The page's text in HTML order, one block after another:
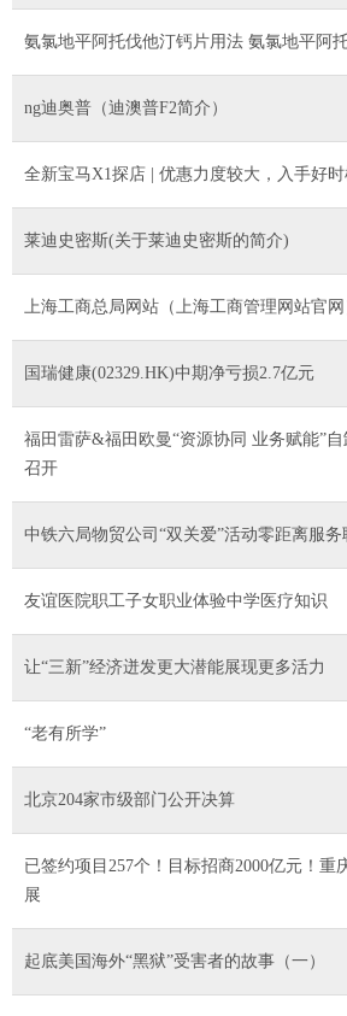
氨氯地平阿托伐他汀钙片用法 氨氯地平阿
ng迪奥普（迪澳普F2简介）
全新宝马X1探店 | 优惠力度较大，入手好时
莱迪史密斯(关于莱迪史密斯的简介)
上海工商总局网站（上海工商管理网站官网
国瑞健康(02329.HK)中期净亏损2.7亿元
福田雷萨&福田欧曼“资源协同 业务赋能”
召开
中铁六局物贸公司“双关爱”活动零距离服务
友谊医院职工子女职业体验中学医疗知识
让“三新”经济迸发更大潜能展现更多活力
“老有所学”
北京204家市级部门公开决算
已签约项目257个！目标招商2000亿元！重
展
起底美国海外“黑狱”受害者的故事（一）